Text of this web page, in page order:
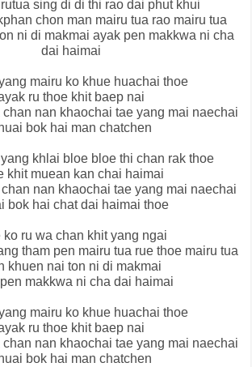
sing di di thi rao dai phut khui
chon man mairu tua rao mairu tua
ni di makmai ayak pen makkwa ni cha
dai haimai
mairu ko khue huachai thoe
ru thoe khit baep nai
nan khaochai tae yang mai naechai
bok hai man chatchen
khlai bloe bloe thi chan rak thoe
khit muean kan chai haimai
nan khaochai tae yang mai naechai
bok hai chat dai haimai thoe
ko ru wa chan khit yang ngai
tham pen mairu tua rue thoe mairu tua
khuen nai ton ni di makmai
makkwa ni cha dai haimai
mairu ko khue huachai thoe
ru thoe khit baep nai
nan khaochai tae yang mai naechai
bok hai man chatchen